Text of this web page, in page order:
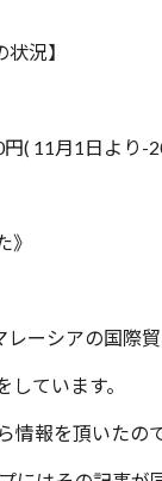
況】
円( 11 月1 日より -
》
レーシアの国際
しています。
情報を頂いたの